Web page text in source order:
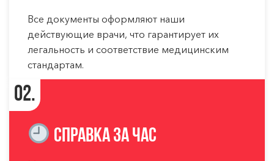
Все документы оформляют наши
действующие врачи, что гарантирует их
легальность и соответствие медицинским
стандартам.
02.
Справка за час